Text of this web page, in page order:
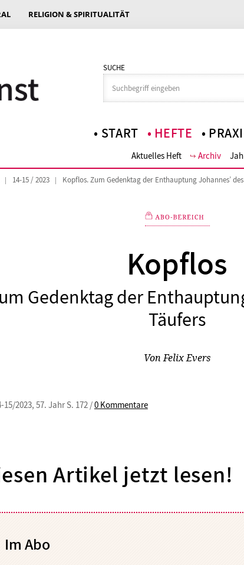
RELIGION & SPIRITUALITÄT
SUCHE
START HEFTE
Aktuelles Heft Archiv
14-15 / 2023 Kopflos. Zum Gedenktag der Enthauptung Johannes’
Kopflos
:
Gedenktag der
Täufers
VonFelix Evers
15/2023, 57. Jahr S. 172 /0 Kommentare
Artikel jetzt lesen!
Im Abo